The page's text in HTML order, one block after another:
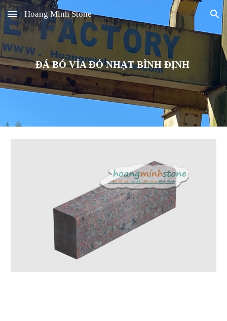
Skip to main content Skip to navigation
Hoang Minh Stone
ĐÁ BÓ VỈA ĐỎ NHẠT BÌNH ĐỊNH